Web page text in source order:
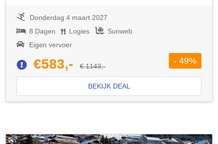
Donderdag 4 maart 2027
8 Dagen
Logies
Sunweb
Eigen vervoer
€583,- € 1143,-
- 49%
BEKIJK DEAL